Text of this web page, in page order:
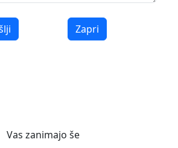
Zapri
Vas zanimajo še